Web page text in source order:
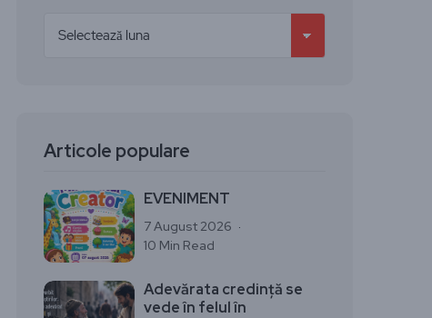
Articole populare
EVENIMENT
7 August 2026
10 Min Read
Adevărata credință se
vede în felul în